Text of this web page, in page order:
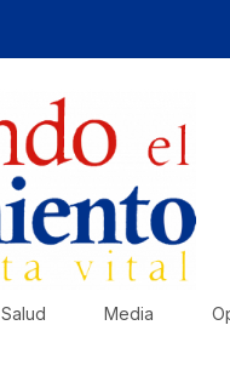
Salud Media